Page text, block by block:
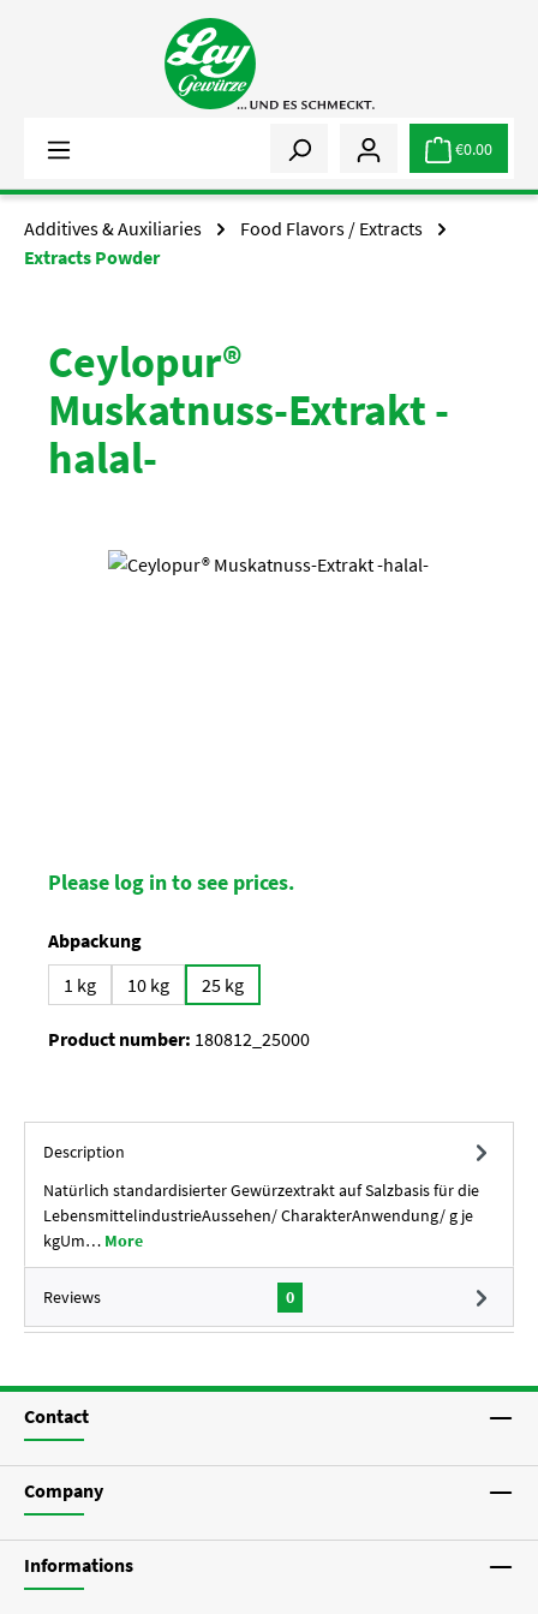
€0.00
Additives & Auxiliaries
Food Flavors / Extracts
Extracts Powder
Ceylopur®
Muskatnuss-Extrakt -
halal-
Skip image gallery
Please log in to see prices.
Select
Abpackung
1 kg
10 kg 25 kg
Product number: 180812_25000
Description
Natürlich standardisierter Gewürzextrakt auf Salzbasis für die
LebensmittelindustrieAussehen/ CharakterAnwendung/ g je
kgUm… More
Reviews 0
Contact
Company
Informations